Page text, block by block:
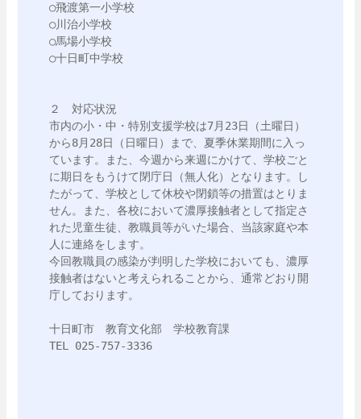
○飛渡第一小学校
○川治小学校
○馬場小学校
○十日町中学校
２　対応状況
市内の小・中・特別支援学校は7月23日（土曜日）
から8月28日（日曜日）まで、夏季休業期間に入っ
ています。また、今週から来週にかけて、学校ごと
に期日をもうけて閉庁日（無人化）となります。し
たがって、学校として休校や閉鎖等の措置はとりま
せん。また、各校において濃厚接触者として指定さ
れた児童生徒、教職員等がいた場合、当該家庭や本
人に連絡をします。
今回教職員の感染が判明した学校においても、濃厚
接触者はないと考えられることから、通常どおり開
庁しております。
十日町市　教育文化部　学校教育課
TEL 025-757-3336